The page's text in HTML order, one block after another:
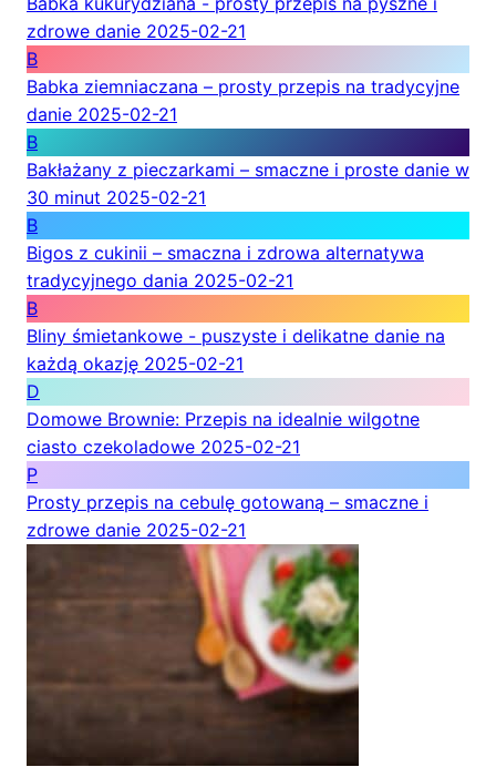
zdrowe danie 2025-02-21
B
Babka ziemniaczana – prosty przepis na tradycyjne
danie 2025-02-21
B
Bakłażany z pieczarkami – smaczne i proste danie w
30 minut 2025-02-21
B
Bigos z cukinii – smaczna i zdrowa alternatywa
tradycyjnego dania 2025-02-21
B
Bliny śmietankowe - puszyste i delikatne danie na
każdą okazję 2025-02-21
D
Domowe Brownie: Przepis na idealnie wilgotne
ciasto czekoladowe 2025-02-21
P
Prosty przepis na cebulę gotowaną – smaczne i
zdrowe danie 2025-02-21